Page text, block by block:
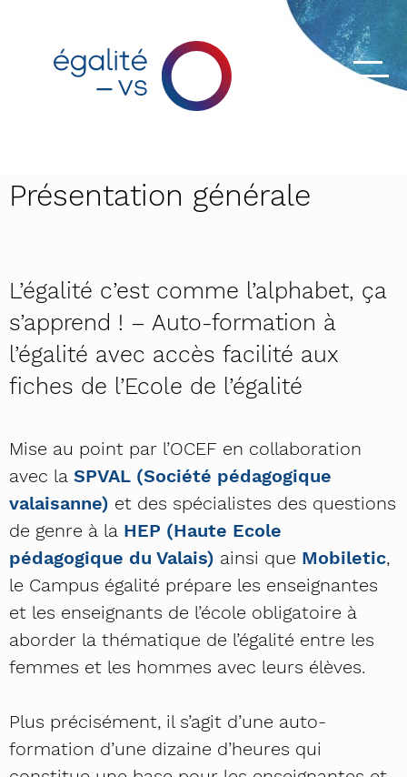
Présentation générale
L’égalité c’est comme l’alphabet, ça
s’apprend ! – Auto-formation à
l’égalité avec accès facilité aux
fiches de l’Ecole de l’égalité
Mise au point par l’OCEF en collaboration
avec la SPVAL (Société pédagogique
valaisanne) et des spécialistes des questions
de genre à la HEP (Haute Ecole
pédagogique du Valais) ainsi que Mobiletic,
le Campus égalité prépare les enseignantes
et les enseignants de l’école obligatoire à
aborder la thématique de l’égalité entre les
femmes et les hommes avec leurs élèves.
Plus précisément, il s’agit d’une auto-
formation d’une dizaine d’heures qui